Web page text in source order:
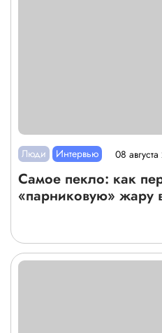
Люди Интервью 08
Самое пекло: как
«парниковую» жару